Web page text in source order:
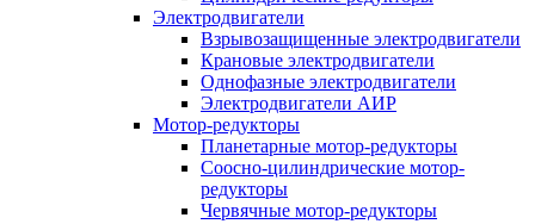
Электродвигатели
Взрывозащищенные электродвигатели
Крановые электродвигатели
Однофазные электродвигатели
Электродвигатели АИР
Мотор-редукторы
Планетарные мотор-редукторы
Соосно-цилиндрические мотор-
редукторы
Червячные мотор-редукторы